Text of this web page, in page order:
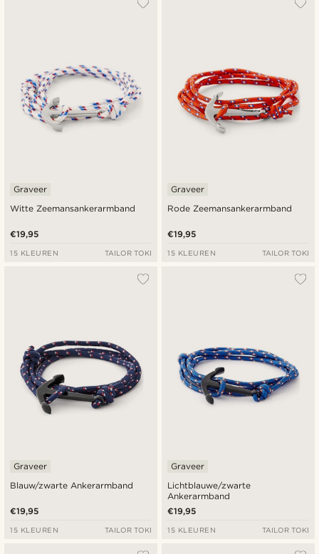
Witte Zeemansankerarmband
Graveer
€19,95
15 KLEUREN TAILOR TOKI
Rode Zeemansankerarmband
Graveer
€19,95
15 KLEUREN TAILOR TOKI
Blauw/zwarte Ankerarmband
Graveer
€19,95
15 KLEUREN TAILOR TOKI
Lichtblauwe/zwarte
Ankerarmband
Graveer
€19,95
15 KLEUREN TAILOR TOKI